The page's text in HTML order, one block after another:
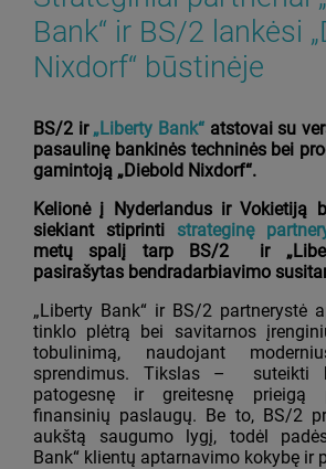
Bank“ ir BS/2 lankėsi
Nixdorf“ būstinėje
BS/2 ir „Liberty Bank“atstovai su
pasaulinę bankinės techninės bei
gamintoją „Diebold Nixdorf“.
Kelionė į Nyderlandus ir Vokietiją
siekiant stiprinti strateginę
metų spalį tarp BS/2 ir
pasirašytas bendradarbiavimo
„Liberty Bank“ ir BS/2 partnerystė
tinklo plėtrą bei savitarnos
tobulinimą, naudojant
sprendimus. Tikslas – suteikti
patogesnę ir greitesnę prieigą
finansinių paslaugų. Be to, BS/2
aukštą saugumo lygį, todėl
Bank“ klientų aptarnavimo kokybę ir